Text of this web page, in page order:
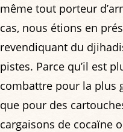
même tout porteur
cas, nous étions en
revendiquant du
pistes. Parce qu’il est
combattre pour la plus
que pour des
cargaisons de cocaïne